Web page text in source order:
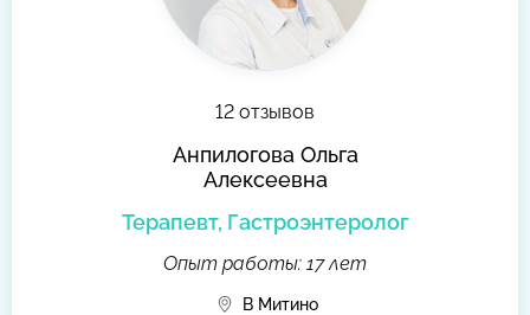
12 отзывов
Анпилогова Ольга
Алексеевна
Терапевт, Гастроэнтеролог
Опыт работы: 17 лет
В Митино